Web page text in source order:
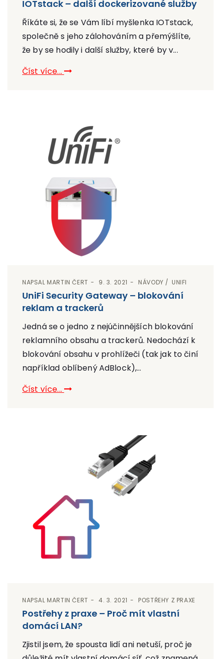
IOTstack – další dockerizované služby
Říkáte si, že se Vám líbí myšlenka IOTstack,
společně s jeho zálohováním a přemýšlíte,
že by se hodily i další služby, které by v...
Číst více...
NAPSAL MARTIN ČERT 9. 3. 2021 NÁVODY UNIFI
UniFi Security Gateway – blokování
reklam a trackerů
Jedná se o jedno z nejúčinnějších blokování
reklamního obsahu a trackerů. Nedochází k
blokování obsahu v prohlížeči (tak jak to činí
například oblíbený AdBlock),...
Číst více...
NAPSAL MARTIN ČERT 4. 3. 2021 POSTŘEHY Z PRAXE
Postřehy z praxe – Proč mít vlastní
domácí LAN?
Zjistil jsem, že spousta lidí ani netuší, proč je